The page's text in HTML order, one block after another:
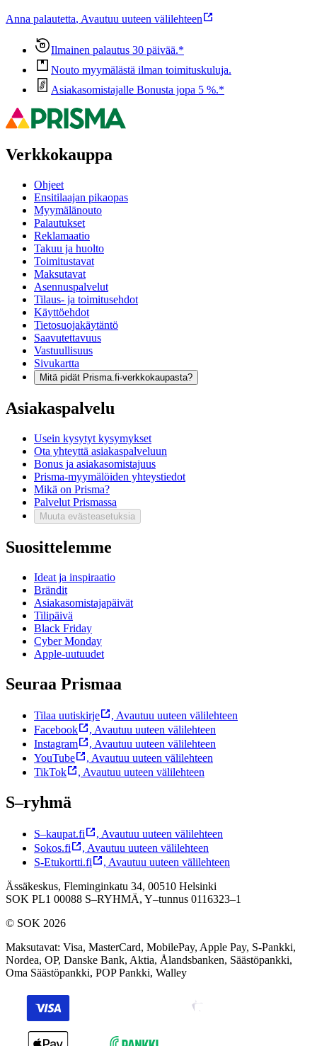
Anna palautetta, Avautuu uuteen välilehteen
Ilmainen palautus 30 päivää.*
Nouto myymälästä ilman toimituskuluja.
Asiakasomistajalle Bonusta jopa 5 %.*
Verkkokauppa
Ohjeet
Ensitilaajan pikaopas
Myymälänouto
Palautukset
Reklamaatio
Takuu ja huolto
Toimitustavat
Maksutavat
Asennuspalvelut
Tilaus- ja toimitusehdot
Käyttöehdot
Tietosuojakäytäntö
Saavutettavuus
Vastuullisuus
Sivukartta
Mitä pidät Prisma.fi-verkkokaupasta?
Asiakaspalvelu
Usein kysytyt kysymykset
Ota yhteyttä asiakaspalveluun
Bonus ja asiakasomistajuus
Prisma-myymälöiden yhteystiedot
Mikä on Prisma?
Palvelut Prismassa
Muuta evästeasetuksia
Suosittelemme
Ideat ja inspiraatio
Brändit
Asiakasomistajapäivät
Tilipäivä
Black Friday
Cyber Monday
Apple-uutuudet
Seuraa Prismaa
Tilaa uutiskirje , Avautuu uuteen välilehteen
Facebook
, Avautuu uuteen välilehteen
Instagram
, Avautuu uuteen välilehteen
YouTube
, Avautuu uuteen välilehteen
TikTok
, Avautuu uuteen välilehteen
S–ryhmä
S–kaupat.fi , Avautuu uuteen välilehteen
Sokos.fi
, Avautuu uuteen välilehteen
S-Etukortti.fi
, Avautuu uuteen välilehteen
Ässäkeskus, Fleminginkatu 34, 00510 Helsinki
SOK PL1 00088 S–RYHMÄ, Y–tunnus 0116323–1
© SOK 2026
Maksutavat: Visa, MasterCard, MobilePay, Apple Pay, S-Pankki,
Nordea, OP, Danske Bank, Aktia, Ålandsbanken, Säästöpankki,
Oma Säästöpankki, POP Pankki, Walley